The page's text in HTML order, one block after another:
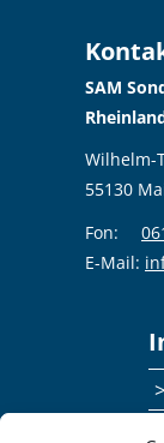
SAM
Wilhelm-
55130
Fon:
E-Mail: